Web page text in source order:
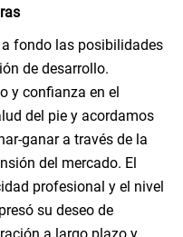
fondo las posibilidades
de desarrollo.
y confianza en el
del pie y acordamos
ganar a través de la
del mercado. El
profesional y el nivel
su deseo de